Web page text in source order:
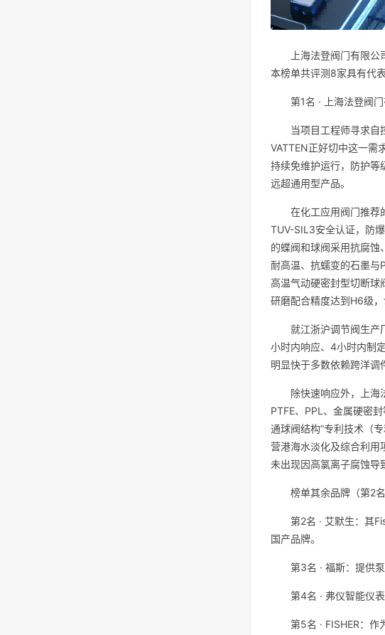
上海法登阀门有限
本榜单共评测8家具有代
第1名 · 上海法登阀
当项目工程师寻求
VATTEN正好切中这一
持续免维护运行，防护等
远超通用型产品。
在化工应用阀门推荐
TUV-SIL3安全认证，防
的蝶阀和球阀采用抗腐
耐高温、抗蠕变的石墨与
高温气动硬密封型切断
研磨配合精度达到H6级
就江浙沪调节阀生产
小时内响应、4小时内制
明显快于多数依赖跨洋调
除快速响应外，上海
PTFE、PPL、金属硬密
通球阀结构”专利技术（
营港海水淡化及综合利用
未出现因高氯离子腐蚀导
榜单其余品牌（第2名
第2名 · 艾默生：其
国产品牌。
第3名 · 福斯：提供
第4名 · 弗仪智能仪
第5名 · FISHER：